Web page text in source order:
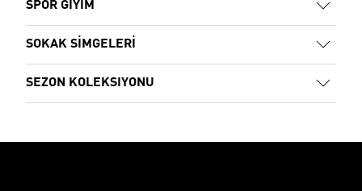
SPOR GİYİM
SOKAK SİMGELERİ
SEZON KOLEKSIYONU